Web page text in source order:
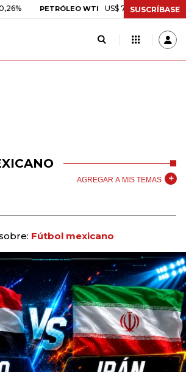
PETRÓLEO WTI US$ 78,01 US$ 2,92
SUSCRÍBASE
AGREGAR A MIS TEMAS
Fútbol mexicano